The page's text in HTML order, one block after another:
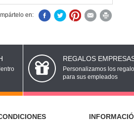
en:
REGALOS
Personalizamos los
para sus empleados